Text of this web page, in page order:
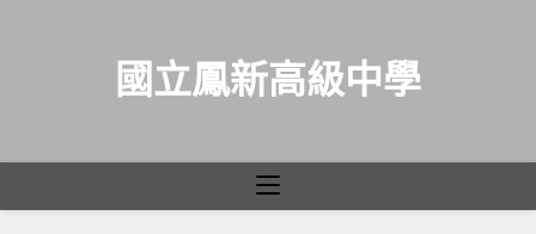
國立鳳新高級中學